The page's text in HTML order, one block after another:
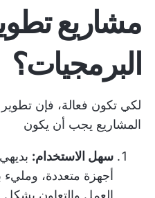
مشاريع
البرمجيات؟
لكي تكون فعالة، فإن تطوير
المشاريع يجب أن يكون
سهل الاستخدام:
أجهزة متعددة،
العمل والتعاون بشكل